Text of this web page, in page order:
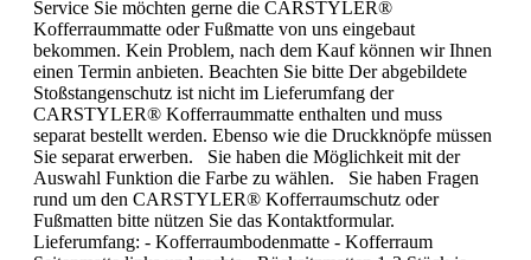
Service Sie möchten gerne die CARSTYLER®
Kofferraummatte oder Fußmatte von uns eingebaut
bekommen. Kein Problem, nach dem Kauf können wir Ihnen
einen Termin anbieten. Beachten Sie bitte Der abgebildete
Stoßstangenschutz ist nicht im Lieferumfang der
CARSTYLER® Kofferraummatte enthalten und muss
separat bestellt werden. Ebenso wie die Druckknöpfe müssen
Sie separat erwerben. Sie haben die Möglichkeit mit der
Auswahl Funktion die Farbe zu wählen. Sie haben Fragen
rund um den CARSTYLER® Kofferraumschutz oder
Fußmatten bitte nützen Sie das Kontaktformular.
Lieferumfang: - Kofferraumbodenmatte - Kofferraum